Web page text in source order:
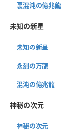
裏混沌の億兆龍
未知の新星
未知の新星
永刻の万龍
混沌の億兆龍
神秘の次元
神秘の次元